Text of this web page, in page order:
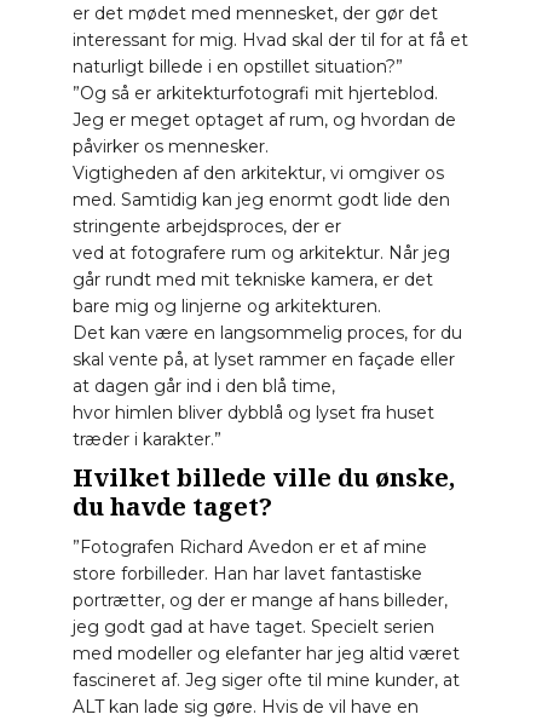
er det mødet med mennesket, der gør det
interessant for mig. Hvad skal der til for at få et
naturligt billede i en opstillet situation?”
”Og så er arkitekturfotografi mit hjerteblod.
Jeg er meget optaget af rum, og hvordan de
påvirker os mennesker.
Vigtigheden af den arkitektur, vi omgiver os
med. Samtidig kan jeg enormt godt lide den
stringente arbejdsproces, der er
ved at fotografere rum og arkitektur. Når jeg
går rundt med mit tekniske kamera, er det
bare mig og linjerne og arkitekturen.
Det kan være en langsommelig proces, for du
skal vente på, at lyset rammer en façade eller
at dagen går ind i den blå time,
hvor himlen bliver dybblå og lyset fra huset
træder i karakter.”
Hvilket billede ville du ønske,
du havde taget?
”Fotografen Richard Avedon er et af mine
store forbilleder. Han har lavet fantastiske
portrætter, og der er mange af hans billeder,
jeg godt gad at have taget. Specielt serien
med modeller og elefanter har jeg altid været
fascineret af. Jeg siger ofte til mine kunder, at
ALT kan lade sig gøre. Hvis de vil have en